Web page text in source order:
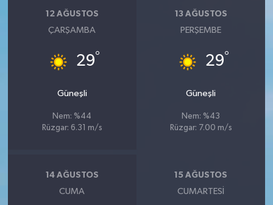
12 AĞUSTOS
ÇARŞAMBA
29°
Güneşli
Nem: %44
Rüzgar: 6.31 m/s
13 AĞUSTOS
PERŞEMBE
29°
Güneşli
Nem: %43
Rüzgar: 7.00 m/s
14 AĞUSTOS
CUMA
15 AĞUSTOS
CUMARTESI